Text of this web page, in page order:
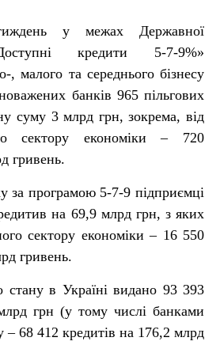
у межах Державної
кредити 5-7-9%»
, малого та середнього бізнесу
банків 965 пільгових
суму 3 млрд грн, зокрема, від
сектору економіки – 720
гривень.
за програмою 5-7-9 підприємці
на 69,9 млрд грн, з яких
сектору економіки – 16 550
гривень.
стану в Україні видано 93 393
грн (у тому числі банками
– 68 412 кредитів на 176,2 млрд